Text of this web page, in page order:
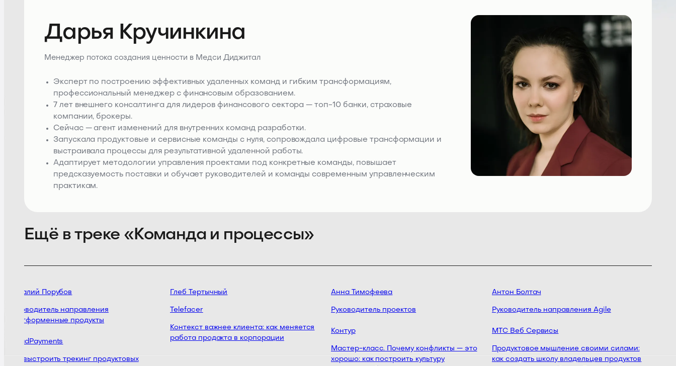
Дарья Кручинкина
Менеджер потока создания ценности в Медси Диджитал
Эксперт по построению эффективных удаленных команд и гибким трансформациям,
профессиональный менеджер с финансовым образованием.
7 лет внешнего консалтинга для лидеров финансового сектора — топ-10 банки, страховые
компании, брокеры.
Сейчас — агент изменений для внутренних команд разработки.
Запускала продуктовые и сервисные команды с нуля, сопровождала цифровые трансформации и
выстраивала процессы для результативной удаленной работы.
Адаптирует методологии управления проектами под конкретные команды, повышает
предсказуемость поставки и обучает руководителей и команды современным управленческим
практикам.
Ещё в треке «Команда и процессы»
Виталий Порубов
Руководитель направления
платформенные продукты
CloudPayments
Как выстроить трекинг продуктовых
Глеб Тертычный
Telefacer
Контекст важнее клиента: как меняется
работа продакта в корпорации
Анна Тимофеева
Руководитель проектов
Контур
Мастер-класс. Почему конфликты — это
хорошо: как построить культуру
Антон Болтач
Руководитель направления Agile
МТС Веб Сервисы
Продуктовое мышление своими силами:
как создать школу владельцев продуктов